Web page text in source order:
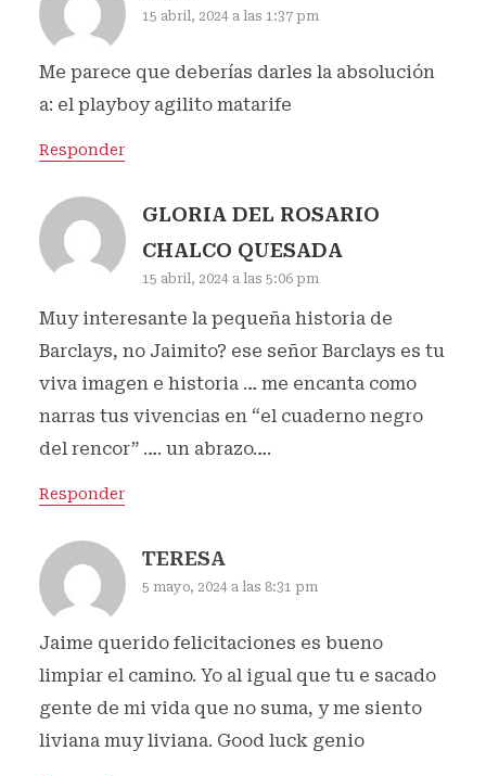
15 abril, 2024 a las 1:37 pm
Me parece que deberías darles la absolución
a: el playboy agilito matarife
Responder
GLORIA DEL ROSARIO
CHALCO QUESADA
15 abril, 2024 a las 5:06 pm
Muy interesante la pequeña historia de
Barclays, no Jaimito? ese señor Barclays es tu
viva imagen e historia … me encanta como
narras tus vivencias en “el cuaderno negro
del rencor” …. un abrazo….
Responder
TERESA
5 mayo, 2024 a las 8:31 pm
Jaime querido felicitaciones es bueno
limpiar el camino. Yo al igual que tu e sacado
gente de mi vida que no suma, y me siento
liviana muy liviana. Good luck genio